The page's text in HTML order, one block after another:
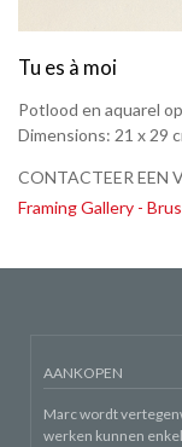
Tu es à moi
Potlood en aquarel
Dimensions: 21 x 29
CONTACTEER EEN
Framing Gallery -
AANKOPEN
Marc wordt
werken kunnen